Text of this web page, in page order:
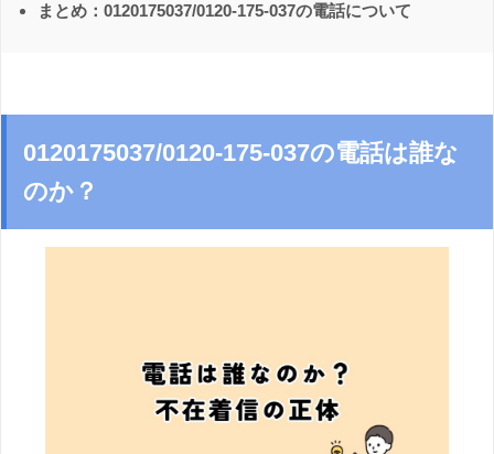
まとめ：0120175037/0120-175-037の電話について
0120175037/0120-175-037の電話は誰な
のか？